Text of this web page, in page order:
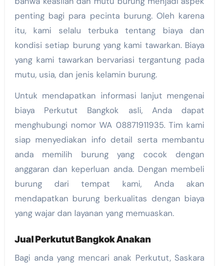
penting bagi para pecinta burung. Oleh karena
itu, kami selalu terbuka tentang biaya dan
kondisi setiap burung yang kami tawarkan. Biaya
yang kami tawarkan bervariasi tergantung pada
mutu, usia, dan jenis kelamin burung.
Untuk mendapatkan informasi lanjut mengenai
biaya Perkutut Bangkok asli, Anda dapat
menghubungi nomor WA 08871911935. Tim kami
siap menyediakan info detail serta membantu
anda memilih burung yang cocok dengan
anggaran dan keperluan anda. Dengan membeli
burung dari tempat kami, Anda akan
mendapatkan burung berkualitas dengan biaya
yang wajar dan layanan yang memuaskan.
Jual Perkutut Bangkok Anakan
Bagi anda yang mencari anak Perkutut, Saskara